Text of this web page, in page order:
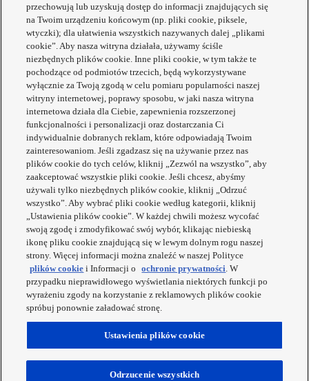
Polski
przechowują lub uzyskują dostęp do informacji znajdujących się
na Twoim urządzeniu końcowym (np. pliki cookie, piksele,
wtyczki); dla ułatwienia wszystkich nazywanych dalej „plikami
cookie”. Aby nasza witryna działała, używamy ściśle
niezbędnych plików cookie. Inne pliki cookie, w tym także te
pochodzące od podmiotów trzecich, będą wykorzystywane
wyłącznie za Twoją zgodą w celu pomiaru popularności naszej
witryny internetowej, poprawy sposobu, w jaki nasza witryna
internetowa działa dla Ciebie, zapewnienia rozszerzonej
funkcjonalności i personalizacji oraz dostarczania Ci
indywidualnie dobranych reklam, które odpowiadają Twoim
zainteresowaniom. Jeśli zgadzasz się na używanie przez nas
plików cookie do tych celów, kliknij „Zezwól na wszystko”, aby
zaakceptować wszystkie pliki cookie. Jeśli chcesz, abyśmy
używali tylko niezbędnych plików cookie, kliknij „Odrzuć
wszystko”. Aby wybrać pliki cookie według kategorii, kliknij
„Ustawienia plików cookie”. W każdej chwili możesz wycofać
swoją zgodę i zmodyfikować swój wybór, klikając niebieską
ikonę pliku cookie znajdującą się w lewym dolnym rogu naszej
strony. Więcej informacji można znaleźć w naszej Polityce
plików cookie i Informacji o ochronie prywatności. W
przypadku nieprawidłowego wyświetlania niektórych funkcji po
wyrażeniu zgody na korzystanie z reklamowych plików cookie
spróbuj ponownie załadować stronę.
Ustawienia plików cookie
Odrzucenie wszystkich